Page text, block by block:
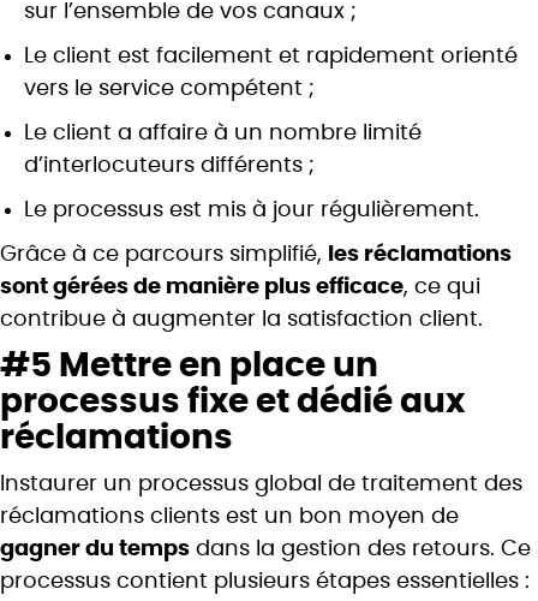
sur l’ensemble de vos canaux ;
Le client est facilement et rapidement orienté
vers le service compétent ;
Le client a affaire à un nombre limité
d’interlocuteurs différents ;
Le processus est mis à jour régulièrement.
Grâce à ce parcours simplifié,
les réclamations
sont gérées de manière plus efficace, ce qui
contribue à augmenter la satisfaction client.
#5 Mettre en place un
processus fixe et dédié aux
réclamations
Instaurer un processus global de traitement des
réclamations clients est un bon moyen de
gagner du temps dans la gestion des retours. Ce
processus contient plusieurs étapes essentielles :